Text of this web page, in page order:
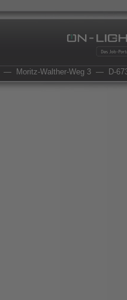
— Moritz-Walther-Weg 3 — D-